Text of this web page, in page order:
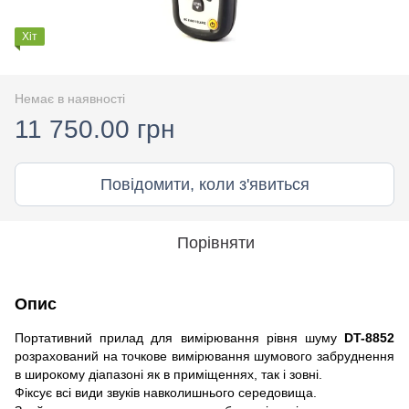
Хіт
Немає в наявності
11 750.00 грн
Повідомити, коли з'явиться
Порівняти
Опис
Портативний прилад для вимірювання рівня шуму DT-8852
розрахований на точкове вимірювання шумового забруднення
в широкому діапазоні як в приміщеннях, так і зовні.
Фіксує всі види звуків навколишнього середовища.